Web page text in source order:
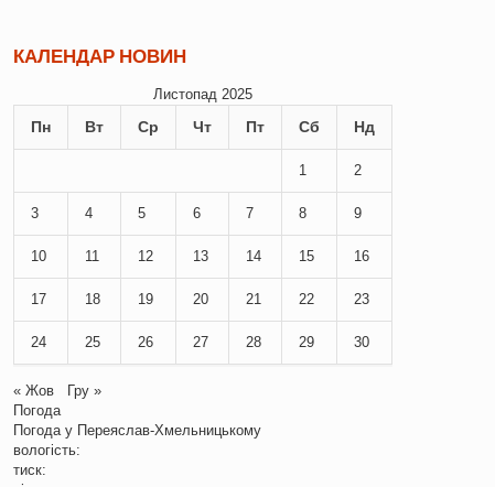
КАЛЕНДАР НОВИН
Листопад 2025
Пн Вт Ср Чт Пт Сб Нд
1 2
3 4 5 6 7 8 9
10 11 12 13 14 15 16
17 18 19 20 21 22 23
24 25 26 27 28 29 30
« Жов
Гру »
Погода
Погода у Переяслав-Хмельницькому
вологість:
тиск: